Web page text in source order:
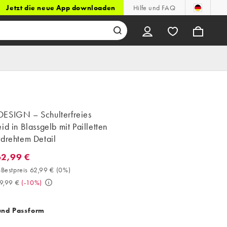
Jetzt die neue App downloaden Hilfe und FAQ
– Schulterfreies
in Blassgelb mit Pailletten
Detail
€. 30-Tage-Bestpreis 62,99 € (0%). Vorher 69,99 €. (-10%)
€
62,99 € (0%)
€ (-10%)
Passform